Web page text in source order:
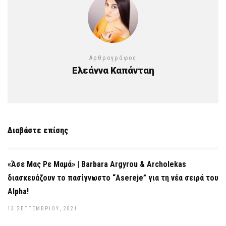
Αρθρογράφος
Ελεάννα Καπάνταη
Διαβάστε επίσης
«Άσε Μας Ρε Μαμά» | Barbara Argyrou & Archolekas
διασκευάζουν το πασίγνωστο “Asereje” για τη νέα σειρά του
Alpha!
13 ΣΕΠΤΕΜΒΡΊΟΥ, 2021